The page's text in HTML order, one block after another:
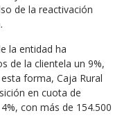
de la reactivación
la entidad ha
de la clientela un 9%,
forma, Caja Rural
en cuota de
con más de 154.500